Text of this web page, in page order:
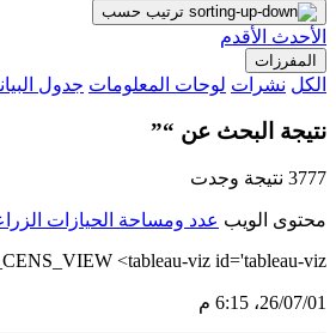
ترتيب حسب
الأحدث الأقدم
المفرزات
الكل نشرات لوحات المعلومات جدول
نتيجة البحث عن “”
3777 نتيجة وجدت
محتوى الويب عدد ومساحة الحيازات
<tableau-viz id='tableau-viz'...
01‏/07‏/26، 6:15 م